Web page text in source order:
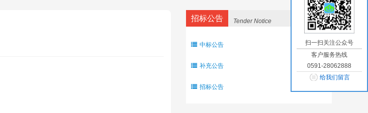
招标公告 Tender Notice
中标公告
补充公告
招标公告
扫一扫关注公众号
客户服务热线
0591-28062888
给我们留言